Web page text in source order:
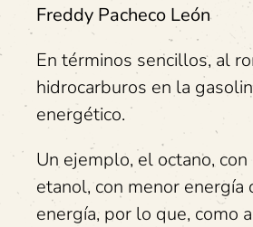
Freddy Pacheco León
En términos sencillos, al
hidrocarburos en la
energético.
Un ejemplo, el octano,
etanol, con menor
energía, por lo que, como